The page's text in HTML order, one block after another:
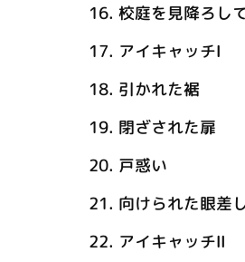
16. 校庭を見降ろし
17. アイキャッチⅠ
18. 引かれた裾
19. 閉ざされた扉
20. 戸惑い
21. 向けられた眼差
22. アイキャッチⅡ